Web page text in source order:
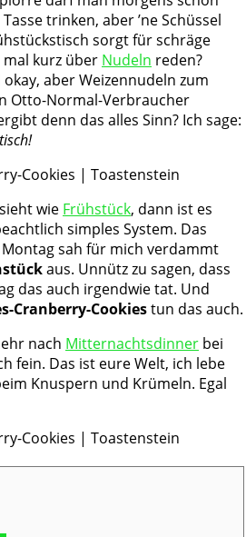
trinken, aber ’ne Schüssel
sorgt für schräge
mal kurz über Nudeln reden?
aber Weizennudeln zum
Otto-Normal-Verbraucher
denn das alles Sinn? Ich sage:
wie Frühstück, dann ist es
simples System. Das
sah für mich verdammt
aus. Unnütz zu sagen, dass
das auch irgendwie tat. Und
Cranberry-Cookiestun das auch.
nach Mitternachtsdinner bei
fein. Das ist eure Welt, ich lebe
Knuspern und Krümeln. Egal